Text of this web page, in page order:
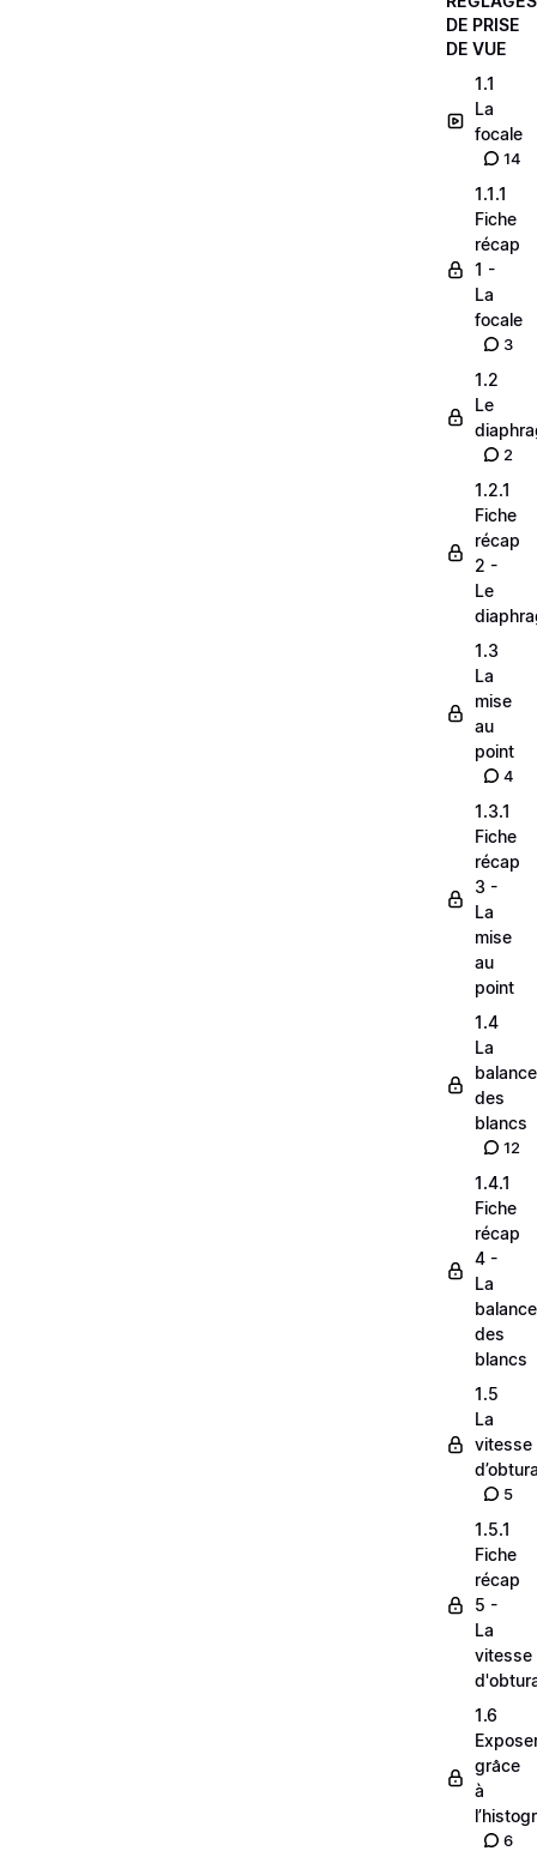
DE PRISE
DE VUE
1.1
La
focale
14
1.1.1
Fiche
récap
1 -
La
focale
3
1.2
Le
2
1.2.1
Fiche
récap
2 -
Le
1.3
La
mise
au
point
4
1.3.1
Fiche
récap
3 -
La
mise
au
point
1.4
La
balance
des
blancs
12
1.4.1
Fiche
récap
4 -
La
balance
des
blancs
1.5
La
vitesse
5
1.5.1
Fiche
récap
5 -
La
vitesse
1.6
grâce
à
6